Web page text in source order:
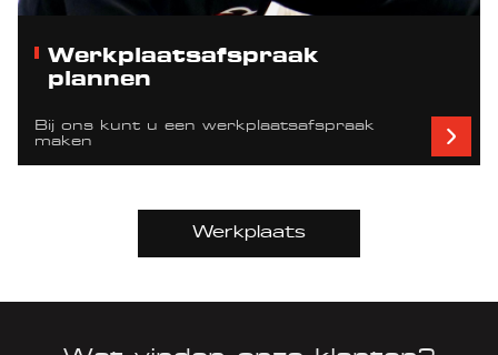
Werkplaatsafspraak
plannen
Bij ons kunt u een werkplaatsafspraak
maken
Werkplaats